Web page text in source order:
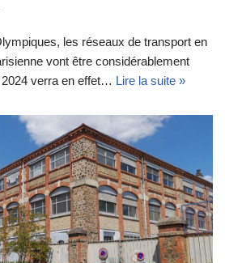
les réseaux de transport en
vont être considérablement
verra en effet… Lire la suite »